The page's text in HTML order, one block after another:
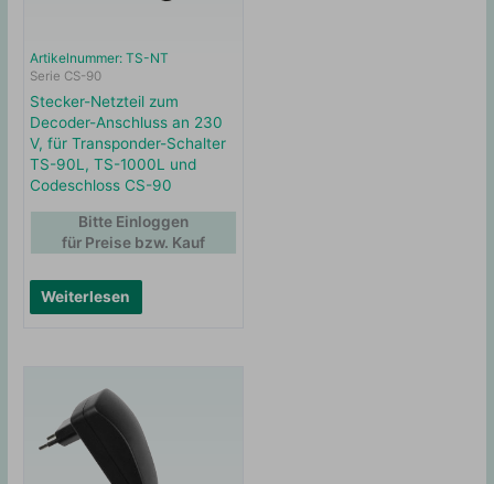
Artikelnummer: TS-NT
Serie CS-90
Stecker-Netzteil zum
Decoder-Anschluss an 230
V, für Transponder-Schalter
TS-90L, TS-1000L und
Codeschloss CS-90
Weiterlesen
Bitte Einloggen
für Preise bzw. Kauf